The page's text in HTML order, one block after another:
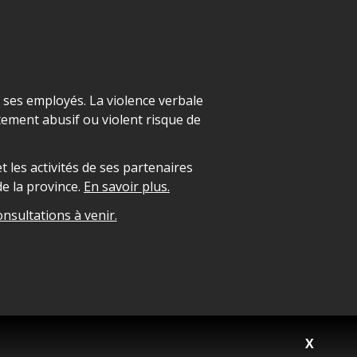
X
employés. La violence verbale
abusif ou violent risque de
les activités de ses partenaires
la province. En savoir plus.
à venir.